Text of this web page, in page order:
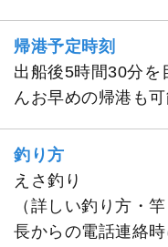
帰港予定時刻
出船後5時間30分を
んお早めの帰港も
釣り方
えさ釣り
（詳しい釣り方・
長からの電話連絡